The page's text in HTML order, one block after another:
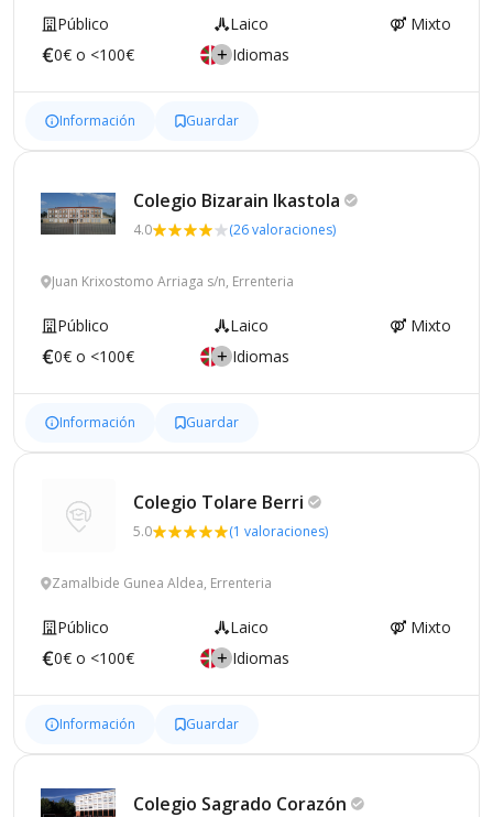
Público Laico
Mixto
0€ o <100€
Idiomas
Información Guardar
Colegio Bizarain Ikastola
4.0 (26 valoraciones)
Juan Krixostomo Arriaga s/n, Errenteria
Público Laico
Mixto
0€ o <100€
Idiomas
Información Guardar
Colegio Tolare Berri
5.0 (1 valoraciones)
Zamalbide Gunea Aldea, Errenteria
Público Laico
Mixto
0€ o <100€
Idiomas
Información Guardar
Colegio Sagrado Corazón